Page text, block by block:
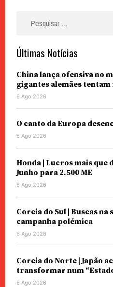
Últimas Notícias
China lança ofensiva no
gigantes alemães
6 Ago 2026
O canto da Europa
6 Ago 2026
Honda | Lucros mais
Junho para 2.500 ME
6 Ago 2026
Coreia do Sul | Buscas na
campanha polémica
6 Ago 2026
Coreia do Norte | Japão
transformar num
6 Ago 2026